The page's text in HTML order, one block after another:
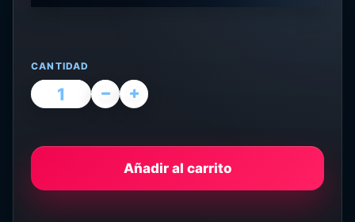
CANTIDAD
Añadir al carrito